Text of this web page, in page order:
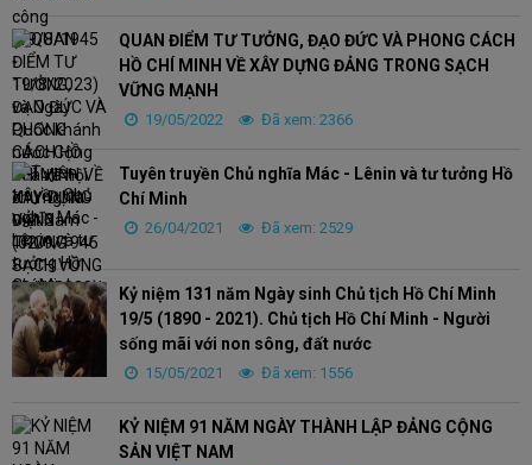
QUAN ĐIỂM TƯ TƯỞNG, ĐẠO ĐỨC VÀ PHONG CÁCH
HỒ CHÍ MINH VỀ XÂY DỰNG ĐẢNG TRONG SẠCH
VỮNG MẠNH
19/05/2022 Đã xem: 2366
Tuyên truyền Chủ nghĩa Mác - Lênin và tư tưởng Hồ
Chí Minh
26/04/2021 Đã xem: 2529
Kỷ niệm 131 năm Ngày sinh Chủ tịch Hồ Chí Minh
19/5 (1890 - 2021). Chủ tịch Hồ Chí Minh - Người
sống mãi với non sông, đất nước
15/05/2021 Đã xem: 1556
KỶ NIỆM 91 NĂM NGÀY THÀNH LẬP ĐẢNG CỘNG
SẢN VIỆT NAM